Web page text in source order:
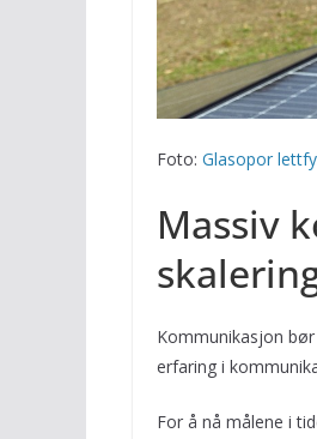
Foto: Glasopor
Massiv
Kommunikasjon
erfaring i
For å nå målene i